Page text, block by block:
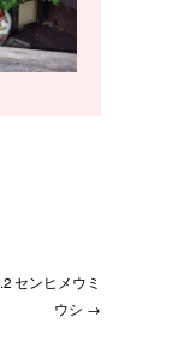
センヒメウミ
ウシ →